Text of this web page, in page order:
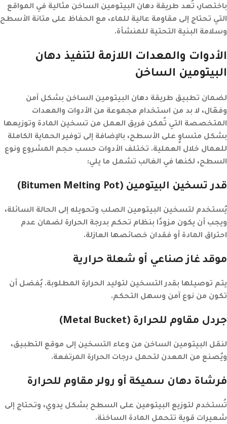
باختصار، تُعد طريقة دهان البيتومين الساخن مثالية في المواقع
التي تحتاج إلى مقاومة عالية للماء، مع الحفاظ على متانة الأسطح
وسلامة البنية التحتية للمنشأة.
الأدوات والمعدات اللازمة لتنفيذ دهان
البيتومين الساخن
لضمان تطبيق طريقة دهان البيتومين الساخن بشكل آمن
وفعّال، لا بد من استخدام مجموعة من الأدوات والمعدات
المتخصصة التي تُمكن فريق العمل من تسخين المادة وتوزيعها
بشكل متساوٍ على الأسطح، بالإضافة إلى توفير الحماية الكاملة
للعمال خلال العملية. تختلف الأدوات حسب حجم المشروع ونوع
السطح، لكنها في الغالب تشمل ما يلي:
قدر تسخين البيتومين (Bitumen Melting Pot)
يُستخدم لتسخين البيتومين الصلب وتحويله إلى الحالة السائلة،
ويجب أن يكون مزودًا بنظام تحكم بدرجة الحرارة لضمان عدم
احتراق المادة أو فقدان خصائصها العازلة.
موقد غاز صناعي أو شعلة حرارية
يتم توصيلها بقدر التسخين لتوليد الحرارة المطلوبة. يُفضل أن
تكون من نوع آمن وسهل التحكم.
جردل مقاوم للحرارة (Metal Bucket)
لنقل البيتومين الساخن من وعاء التسخين إلى موقع التطبيق،
ويُصنع من المعدن لتحمل درجات الحرارة المرتفعة.
فرشاة دهان سميكة أو رولر مقاوم للحرارة
تُستخدم لتوزيع البيتومين على السطح بشكل يدوي، وتحتاج إلى
شعيرات قوية تتحمل المادة الساخنة.